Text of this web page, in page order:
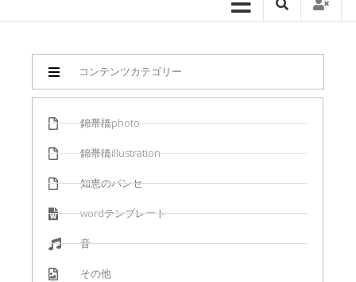
コンテンツカテゴリー
錦帯橋photo
錦帯橋illustration
知恵のパンセ
wordテンプレート
音
その他